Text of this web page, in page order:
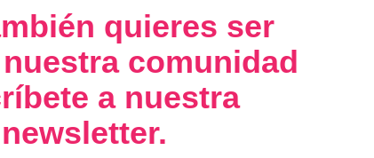
quieres ser
comunidad
a nuestra
newsletter.